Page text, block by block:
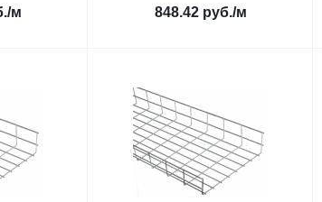
/м 848.42руб./м